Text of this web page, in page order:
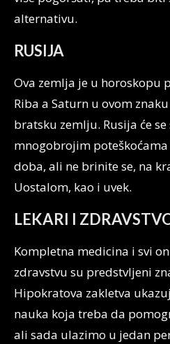
alternativu.
RUSIJA
Ova zemlja je u horoskopu
Riba a Saturn u ovom
bratsku zemlju. Rusija će
mnogobrojim
doba, ali ne brinite se, na
Uostalom, kao i uvek.
LEKARI I
Kompletna medicina i svi
zdravstvu su predstvljeni
Hipokratova zakletva
nauka koja treba da
ali sada ulazimo u jedan